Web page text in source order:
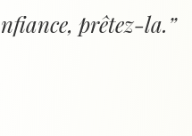
prêtez-la.”